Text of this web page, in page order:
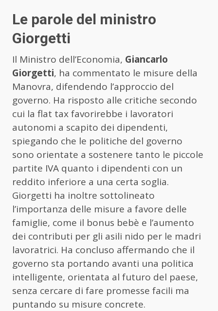
Le parole del ministro
Giorgetti
Il Ministro dell’Economia, Giancarlo
Giorgetti, ha commentato le misure della
Manovra, difendendo l’approccio del
governo. Ha risposto alle critiche secondo
cui la flat tax favorirebbe i lavoratori
autonomi a scapito dei dipendenti,
spiegando che le politiche del governo
sono orientate a sostenere tanto le piccole
partite IVA quanto i dipendenti con un
reddito inferiore a una certa soglia.
Giorgetti ha inoltre sottolineato
l’importanza delle misure a favore delle
famiglie, come il bonus bebè e l’aumento
dei contributi per gli asili nido per le madri
lavoratrici. Ha concluso affermando che il
governo sta portando avanti una politica
intelligente, orientata al futuro del paese,
senza cercare di fare promesse facili ma
puntando su misure concrete.